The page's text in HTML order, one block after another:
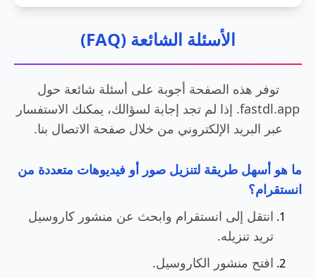
الأسئلة الشائعة (FAQ)
توفر هذه الصفحة أجوبة على أسئلة شائعة حول
fastdl.app. إذا لم تجد إجابة لسؤالك، يمكنك الاستفسار
عبر البريد الإلكتروني من خلال صفحة الاتصال بنا.
ما هو أسهل طريقة لتنزيل صور أو فيديوهات متعددة من
انستقرام؟
انتقل إلى انستقرام وابحث عن منشور كاروسيل
تريد تنزيله.
افتح منشور الكاروسيل.